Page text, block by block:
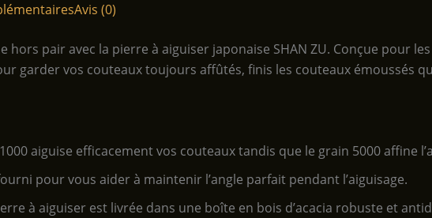
Avis (0)
hors pair avec la pierre à aiguiser japonaise SHAN ZU. Conçue pour
garder vos couteaux toujours affûtés, finis les couteaux émoussés
aiguise efficacement vos couteaux tandis que le grain 5000 affine
pour vous aider à maintenir l’angle parfait pendant l’aiguisage.
à aiguiser est livrée dans une boîte en bois d’acacia robuste et